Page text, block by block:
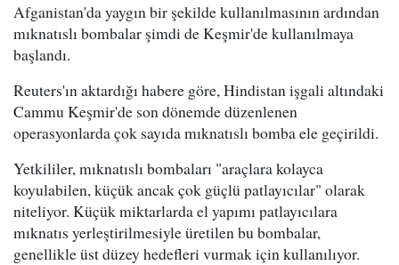
Afganistan'da yaygın bir şekilde kullanılmasının ardından
mıknatıslı bombalar şimdi de Keşmir'de kullanılmaya
başlandı.
Reuters'ın aktardığı habere göre, Hindistan işgali altındaki
Cammu Keşmir'de son dönemde düzenlenen
operasyonlarda çok sayıda mıknatıslı bomba ele geçirildi.
Yetkililer, mıknatıslı bombaları "araçlara kolayca
koyulabilen, küçük ancak çok güçlü patlayıcılar" olarak
niteliyor. Küçük miktarlarda el yapımı patlayıcılara
mıknatıs yerleştirilmesiyle üretilen bu bombalar,
genellikle üst düzey hedefleri vurmak için kullanılıyor.